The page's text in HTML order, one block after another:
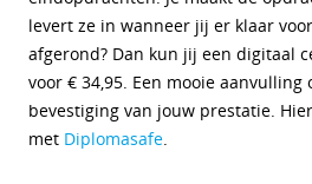
levert ze in wanneer jij er klaar
afgerond? Dan kun jij een digitaal
voor € 34,95. Een mooie aanvulling
bevestiging van jouw prestatie.
met Diplomasafe.